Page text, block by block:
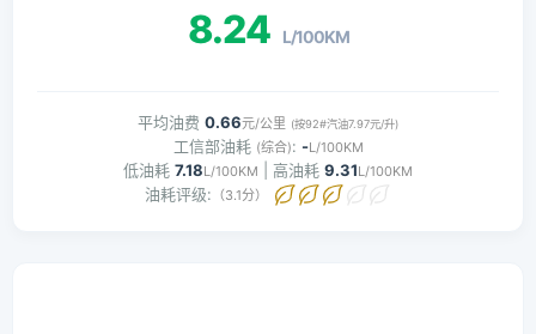
8.24 L/100KM
平均油费 0.66元/公里 (按92#汽油7.97元/升)
工信部油耗 (综合): -L/100KM
低油耗 7.18L/100KM | 高油耗 9.31L/100KM
油耗评级: （3.1分）